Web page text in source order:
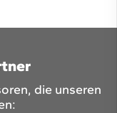
die unseren